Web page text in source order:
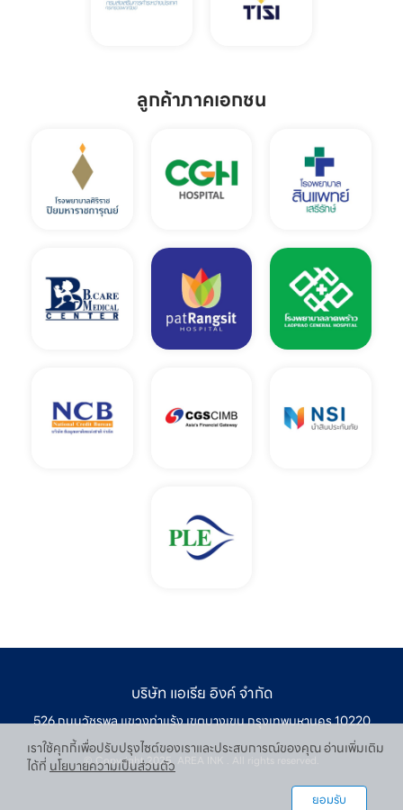
ลูกค้าภาคเอกชน
บริษัท แอเรีย อิงค์ จำกัด
526 ถนนวัชรพล เเขวงท่าเเร้ง เขตบางเขน กรุงเทพมหานคร 10220
© Copyright 2025. AREA INK . All rights reserved.
เราใช้คุกกี้เพื่อปรับปรุงไซต์ของเราและประสบการณ์ของคุณ อ่านเพิ่มเติม
ได้ที่ นโยบายความเป็นส่วนตัว
ยอมรับ